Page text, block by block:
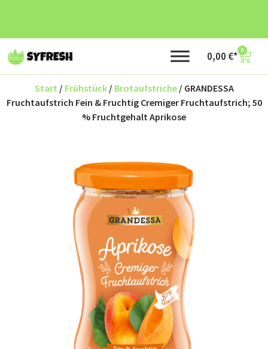
0,00 € 0
Start / Frühstück/ Brotaufstriche/ GRANDESSA
Fruchtaufstrich Fein & Fruchtig Cremiger Fruchtaufstrich; 50
% Fruchtgehalt Aprikose